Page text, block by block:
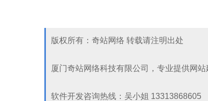
版权所有：奇站网络 转载请注明出处
厦门奇站网络科技有限公司，专业提供网
软件开发咨询热线：吴小姐 13313868605